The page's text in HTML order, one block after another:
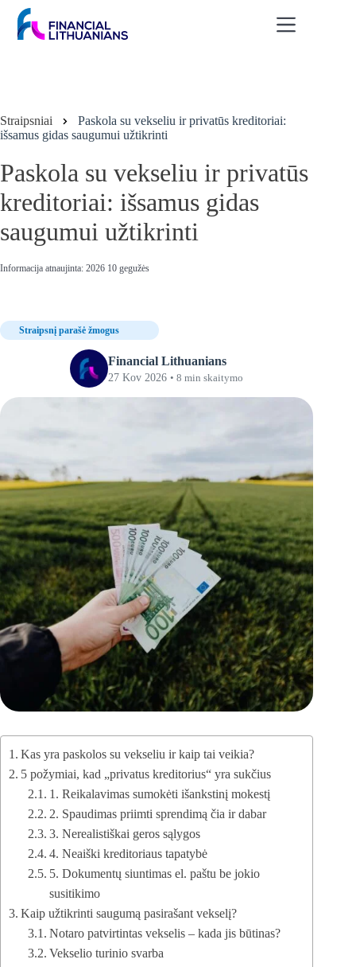
content
Straipsniai
Paskola su vekseliu ir privatūs kreditoriai:
išsamus gidas saugumui užtikrinti
Paskola su vekseliu ir privatūs
kreditoriai: išsamus gidas
saugumui užtikrinti
Informacija atnaujinta: 2026 10 gegužės
Straipsnį parašė žmogus
Financial Lithuanians
27 Kov 2026• 8 min skaitymo
Kas yra paskolos su vekseliu ir kaip tai veikia?
5 požymiai, kad „privatus kreditorius“ yra sukčius
1. Reikalavimas sumokėti išankstinį mokestį
2. Spaudimas priimti sprendimą čia ir dabar
3. Nerealistiškai geros sąlygos
4. Neaiški kreditoriaus tapatybė
5. Dokumentų siuntimas el. paštu be jokio
susitikimo
Kaip užtikrinti saugumą pasirašant vekselį?
Notaro patvirtintas vekselis – kada jis būtinas?
Vekselio turinio svarba